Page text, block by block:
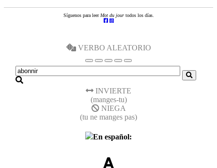
Síguenos para leer Mot du jourtodos los días.
VERBO ALEATORIO
INVIERTE
(manges-tu)
NIEGA
(tu ne manges pas)
En español: